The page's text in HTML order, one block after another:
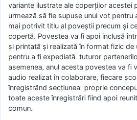
variante ilustrate ale coperților acestei
urmează să fie supuse unui vot pentru
mai potrivit titlu al poveștii precum și
copertă. Povestea va fi apoi inclusă
și printată și realizată în format fizic de
pentru a fi expediată tuturor
asemenea, anul acesta povestea va fi
audio realizat în colaborare, fiecare
înregistrând secțiunea proprie
toate aceste înregistrări fiind apoi
comun.